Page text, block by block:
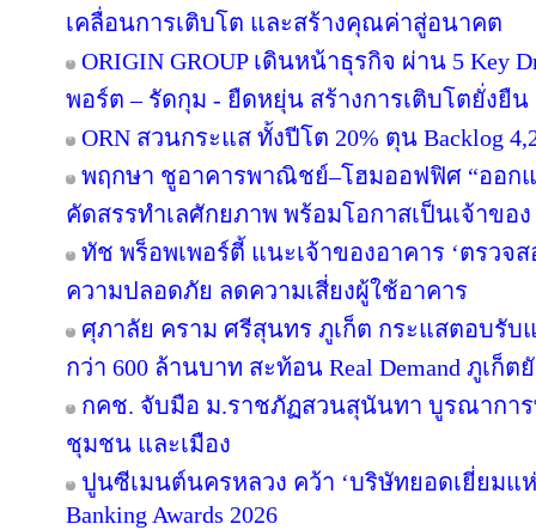
เคลื่อนการเติบโต และสร้างคุณค่าสู่อนาคต
ORIGIN GROUP เดินหน้าธุรกิจ ผ่าน 5 Key
พอร์ต – รัดกุม - ยืดหยุ่น สร้างการเติบโตยั่งยื
ORN สวนกระแส ทั้งปีโต 20% ตุน Backlog
พฤกษา ชูอาคารพาณิชย์–โฮมออฟฟิศ “ออก
คัดสรรทำเลศักยภาพ พร้อมโอกาสเป็นเจ้าของ
ทัช พร็อพเพอร์ตี้ แนะเจ้าของอาคาร ‘ตรวจ
ความปลอดภัย ลดความเสี่ยงผู้ใช้อาคาร
ศุภาลัย คราม ศรีสุนทร ภูเก็ต กระแสตอบรับ
กว่า 600 ล้านบาท สะท้อน Real Demand ภูเก็ต
กคช. จับมือ ม.ราชภัฏสวนสุนันทา บูรณากา
ชุมชน และเมือง
ปูนซีเมนต์นครหลวง คว้า ‘บริษัทยอดเยี่ยมแห่
Banking Awards 2026